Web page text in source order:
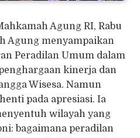
Agung RI, Rabu
Agung menyampaikan
Peradilan Umum dalam
kinerja dan
Wisesa. Namun
pada apresiasi. Ia
wilayah yang
bagaimana peradilan